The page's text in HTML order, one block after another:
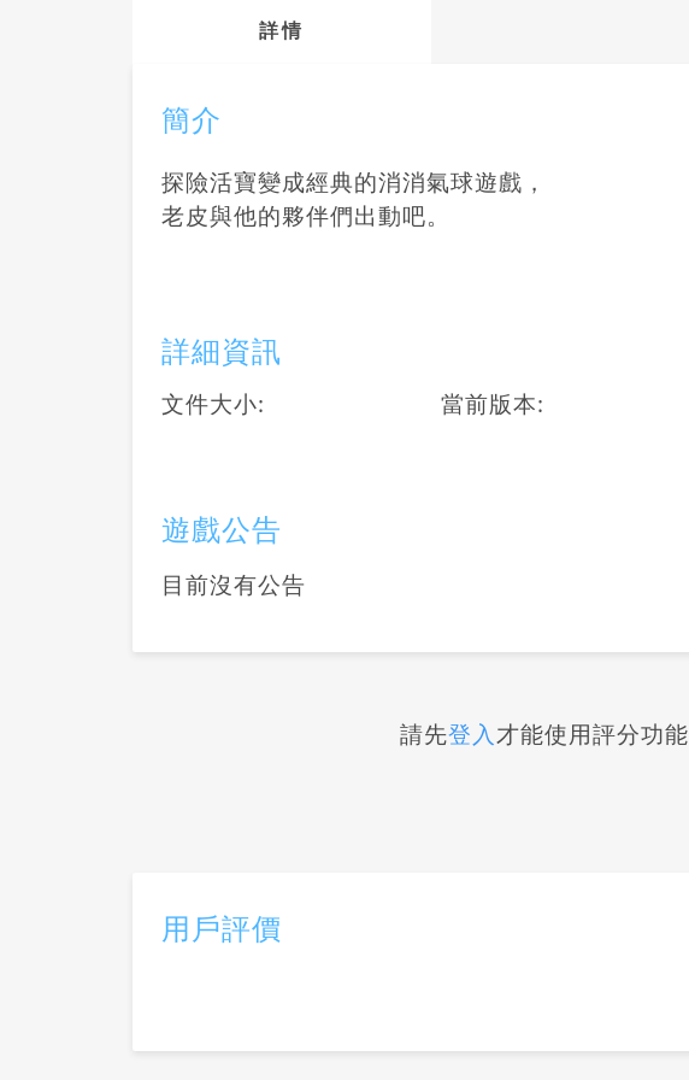
詳情
簡介
探險活寶變成經典的消消氣球遊戲，
老皮與他的夥伴們出動吧。
詳細資訊
文件大小: 當前版本:
遊戲公告
目前沒有公告
請先登入才能使用評分功能
用戶評價